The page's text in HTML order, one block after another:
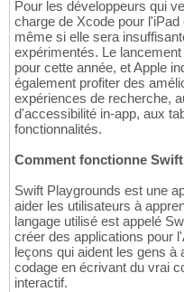
Pour les développeurs qui
charge de Xcode pour
même si elle sera
expérimentés. Le
pour cette année, et Apple
également profiter des
expériences de recherche,
d'accessibilité in-app, aux
fonctionnalités.
Comment fonctionne
Swift Playgrounds est une
aider les utilisateurs à
langage utilisé est appelé
créer des applications pour
leçons qui aident les gens à
codage en écrivant du vrai
interactif.